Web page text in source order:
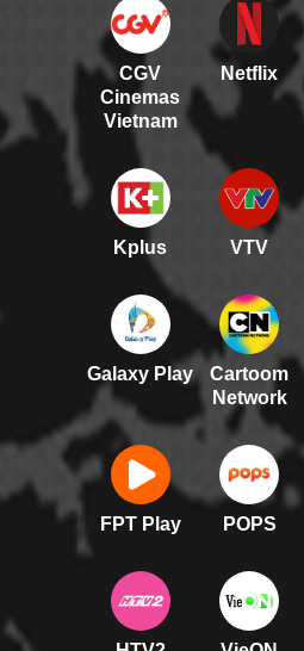
CGV
Cinemas
Vietnam
Netflix
Kplus VTV
Galaxy Play
Cartoom
Network
FPT Play POPS